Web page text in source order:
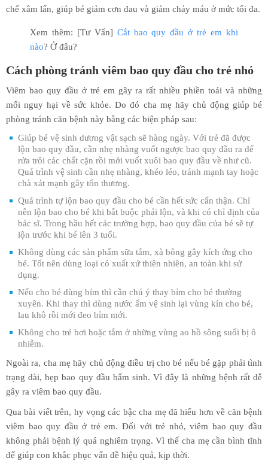
chế xâm lấn, giúp bé giảm cơn đau và giảm chảy máu ở mức tối đa.
Xem thêm: [Tư Vấn] Cắt bao quy đầu ở trẻ em khi
nào? Ở đâu?
Cách phòng tránh viêm bao quy đầu cho trẻ nhỏ
Viêm bao quy đầu ở trẻ em gây ra rất nhiều phiền toái và những
mối nguy hại về sức khỏe. Do đó cha mẹ hãy chủ động giúp bé
phòng tránh căn bệnh này bằng các biện pháp sau:
Giúp bé vệ sinh dương vật sạch sẽ hàng ngày. Với trẻ đã được
lộn bao quy đầu, cần nhẹ nhàng vuốt ngược bao quy đầu ra để
rửa trôi các chất cặn rồi mới vuốt xuôi bao quy đầu về như cũ.
Quá trình vệ sinh cần nhẹ nhàng, khéo léo, tránh mạnh tay hoặc
chà xát mạnh gây tổn thương.
Quá trình tự lộn bao quy đầu cho bé cần hết sức cẩn thận. Chỉ
nên lộn bao cho bé khi bắt buộc phải lộn, và khi có chỉ định của
bác sĩ. Trong hầu hết các trường hợp, bao quy đầu của bé sẽ tự
lộn trước khi bé lên 3 tuổi.
Không dùng các sản phẩm sữa tắm, xà bông gây kích ứng cho
bé. Tốt nên dùng loại có xuất xứ thiên nhiên, an toàn khi sử
dụng.
Nếu cho bé dùng bỉm thì cần chú ý thay bỉm cho bé thường
xuyên. Khi thay thì dùng nước ấm vệ sinh lại vùng kín cho bé,
lau khô rồi mới đeo bỉm mới.
Không cho trẻ bơi hoặc tắm ở những vùng ao hồ sông suối bị ô
nhiễm.
Ngoài ra, cha mẹ hãy chủ động điều trị cho bé nếu bé gặp phải tình
trạng dài, hẹp bao quy đầu bẩm sinh. Vì đây là những bệnh rất dễ
gây ra viêm bao quy đầu.
Qua bài viết trên, hy vọng các bậc cha mẹ đã hiểu hơn về căn bệnh
viêm bao quy đầu ở trẻ em. Đối với trẻ nhỏ, viêm bao quy đầu
không phải bệnh lý quá nghiêm trọng. Vì thế cha mẹ cần bình tĩnh
để giúp con khắc phục vấn đề hiệu quả, kịp thời.